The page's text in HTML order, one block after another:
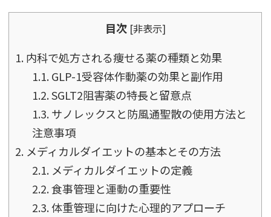
目次 [非表示]
1.内科で処方される痩せる薬の種類と効果
1.1.GLP-1受容体作動薬の効果と副作用
1.2.SGLT2阻害薬の特長と留意点
1.3.サノレックスと防風通聖散の使用方法と
注意事項
2. メディカルダイエットの基本とその方法
2.1.メディカルダイエットの定義
2.2.食事管理と運動の重要性
2.3.体重管理に向けた心理的アプローチ